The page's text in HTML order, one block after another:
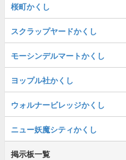
桜町かくし
スクラップヤードかくし
モーシンデルマートかくし
ヨップル社かくし
ウォルナービレッジかくし
ニュー妖魔シティかくし
掲示板一覧